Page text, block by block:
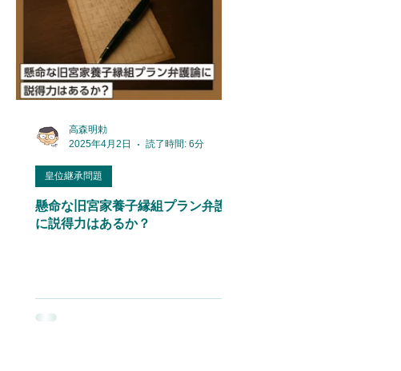
懸命な旧宮家養子縁組プラン弁護論
に説得力はあるか？
皇位継承問題
高森明勅
2025年4月2日
読了時間: 6分